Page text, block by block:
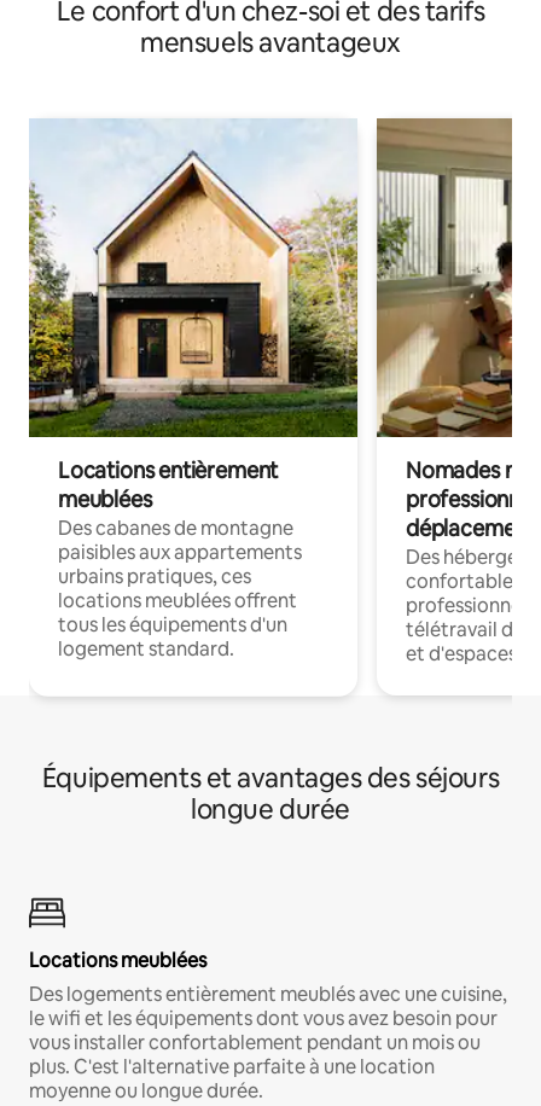
Le confort d'un chez-soi et des tarifs
mensuels avantageux
Locations entièrement
meublées
Des cabanes de montagne
paisibles aux appartements
urbains pratiques, ces
locations meublées offrent
tous les équipements d'un
logement standard.
Nomades
déplacement
Des
confortables
professionnels
télétravail
et d'espaces
Équipements et avantages des séjours
longue durée
Locations meublées
Des logements entièrement meublés avec une cuisine,
le wifi et les équipements dont vous avez besoin pour
vous installer confortablement pendant un mois ou
plus. C'est l'alternative parfaite à une location
moyenne ou longue durée.